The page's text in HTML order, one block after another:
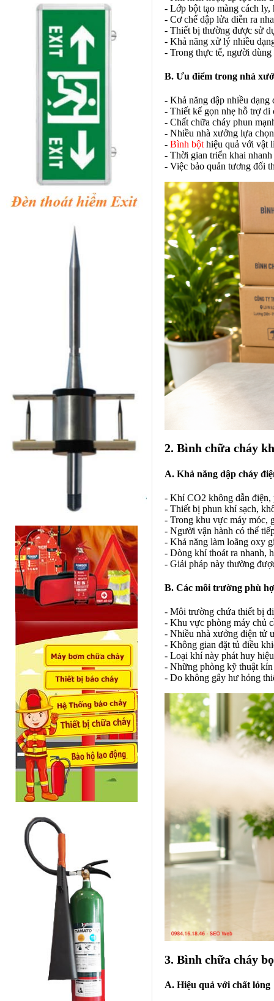
- Lớp bột tạo màng cách
- Cơ chế dập lửa diễn ra
- Thiết bị thường được sử
- Khả năng xử lý nhiều
- Trong thực tế, người
B. Ưu điểm trong nhà
- Khả năng dập nhiều
- Thiết kế gọn nhẹ hỗ trợ di
- Chất chữa cháy phun
- Nhiều nhà xưởng lựa
- Bình bột hiệu quả với vật
- Thời gian triển khai
- Việc bảo quản tương đối
2. Bình chữa cháy
A. Khả năng dập cháy
- Khí CO2 không dẫn điện,
- Thiết bị phun khí sạch,
- Trong khu vực máy móc,
- Người vận hành có thể
- Khả năng làm loãng oxy
- Dòng khí thoát ra nhanh,
- Giải pháp này thường
B. Các môi trường phù
- Môi trường chứa thiết bị
- Khu vực phòng máy chủ
- Nhiều nhà xưởng điện tử
- Không gian đặt tủ điều
- Loại khí này phát huy
- Những phòng kỹ thuật
- Do không gây hư hỏng
3. Bình chữa cháy
A. Hiệu quả với chất lỏng